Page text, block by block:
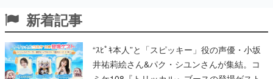
新着記事
“ｽﾋﾟｷ本人”と「スピッキー」役の声優・小坂
井祐莉絵さん&パク・シユンさんが集結。コ